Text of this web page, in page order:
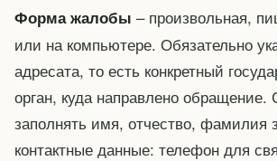
Форма жалобы – произвольная,
или на компьютере. Обязательно
адресата, то есть конкретный
орган, куда направлено обращение.
заполнять имя, отчество, фамилия
контактные данные: телефон для